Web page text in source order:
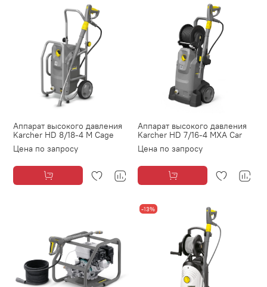
Аппарат высокого давления
Karcher HD 8/18-4 М Cage
Цена по запросу
Аппарат высокого давления
Karcher HD 7/16-4 МXA Car
Цена по запросу
-13%